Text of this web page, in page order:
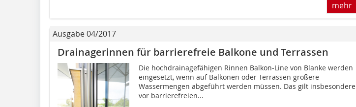
mehr
Ausgabe 04/2017
Drainagerinnen für barrierefreie Balkone und Terrassen
Die hochdrainagefähigen Rinnen Balkon-Line von Blanke werden
eingesetzt, wenn auf Balkonen oder Terrassen größere
Wassermengen abgeführt werden müssen. Das gilt insbesondere
vor barrierefreien...